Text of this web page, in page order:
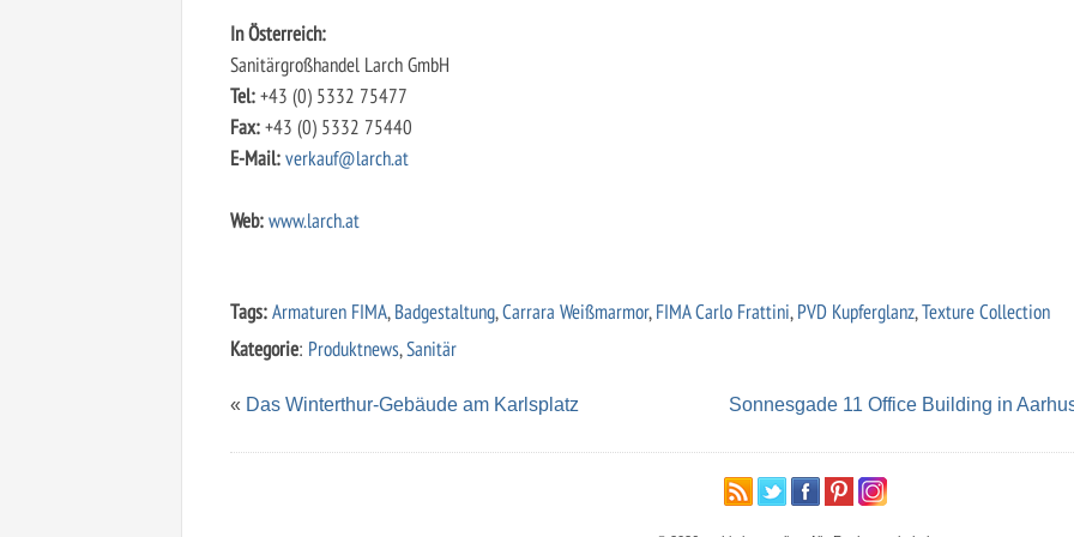
In Österreich:
Sanitärgroßhandel Larch GmbH
Tel:+43 (0) 5332 75477
Fax:+43 (0) 5332 75440
E-Mail:verkauf@larch.at
Web:www.larch.at
Tags:Armaturen FIMA,Badgestaltung,Carrara Weißmarmor,FIMA Carlo Frattini,PVD Kupferglanz,Texture Collection
Kategorie: Produktnews,Sanitär
« Das Winterthur-Gebäude am Karlsplatz Sonnesgade 11 Office Building in